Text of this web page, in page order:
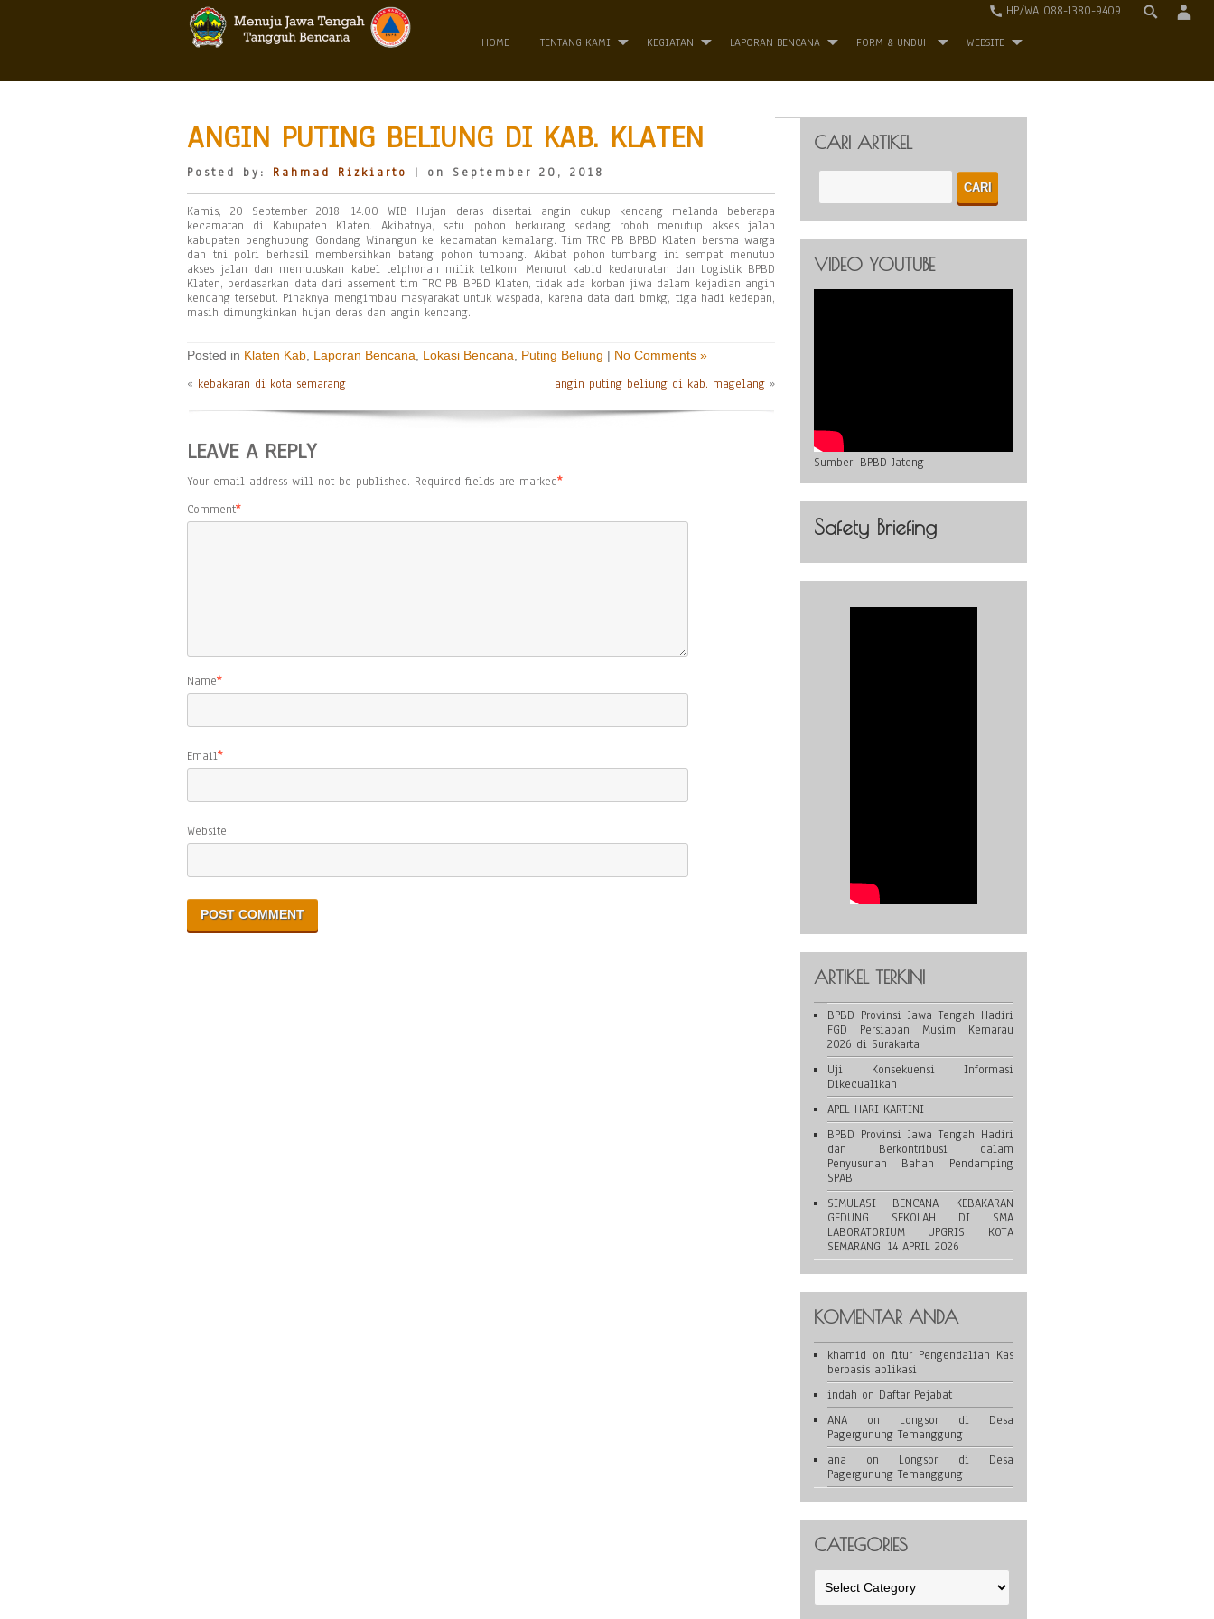
HP/WA 088-1380-9409
HOME TENTANG KAMI KEGIATAN LAPORAN BENCANA FORM & UNDUH WEBSITE
ANGIN PUTING BELIUNG DI KAB. KLATEN
Posted by: Rahmad Rizkiarto | on September 20, 2018
Kamis, 20 September 2018. 14.00 WIB Hujan deras disertai angin cukup kencang melanda beberapa
kecamatan di Kabupaten Klaten. Akibatnya, satu pohon berkurang sedang roboh menutup akses jalan
kabupaten penghubung Gondang Winangun ke kecamatan kemalang. Tim TRC PB BPBD Klaten bersma warga
dan tni polri berhasil membersihkan batang pohon tumbang. Akibat pohon tumbang ini sempat menutup
akses jalan dan memutuskan kabel telphonan milik telkom. Menurut kabid kedaruratan dan Logistik BPBD
Klaten, berdasarkan data dari assement tim TRC PB BPBD Klaten, tidak ada korban jiwa dalam kejadian angin
kencang tersebut. Pihaknya mengimbau masyarakat untuk waspada, karena data dari bmkg, tiga hadi kedepan,
masih dimungkinkan hujan deras dan angin kencang.
Posted in Klaten Kab Laporan Bencana Lokasi Bencana Puting Beliung | No Comments »
« kebakaran di kota semarang angin puting beliung di kab. magelang »
LEAVE A REPLY
Your email address will not be published. Required fields are marked*
Comment*
Name*
Email*
Website
CARI ARTIKEL
VIDEO YOUTUBE
Sumber: BPBD Jateng
Safety Briefing
ARTIKEL TERKINI
BPBD Provinsi Jawa Tengah Hadiri
FGD Persiapan Musim Kemarau
2026 di Surakarta
Uji Konsekuensi Informasi
Dikecualikan
APEL HARI KARTINI
BPBD Provinsi Jawa Tengah Hadiri
dan Berkontribusi dalam
Penyusunan Bahan Pendamping
SPAB
SIMULASI BENCANA KEBAKARAN
GEDUNG SEKOLAH DI SMA
LABORATORIUM UPGRIS KOTA
SEMARANG, 14 APRIL 2026
KOMENTAR ANDA
khamid on fitur Pengendalian Kas
berbasis aplikasi
indah on Daftar Pejabat
ANAon Longsor di Desa
Pagergunung Temanggung
ana on Longsor di Desa
Pagergunung Temanggung
CATEGORIES
Categories